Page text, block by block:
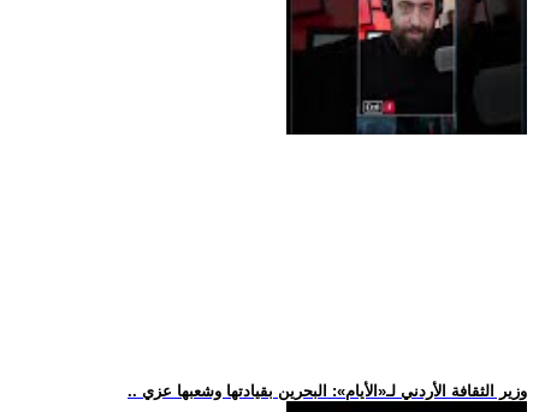
.. وزير الثقافة الأردني لـ«الأيام»: البحرين بقيادتها وشعبها عزي